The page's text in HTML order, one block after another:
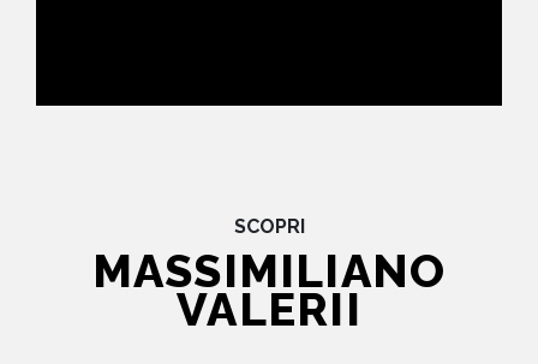
SCOPRI
MASSIMILIANO
VALERII